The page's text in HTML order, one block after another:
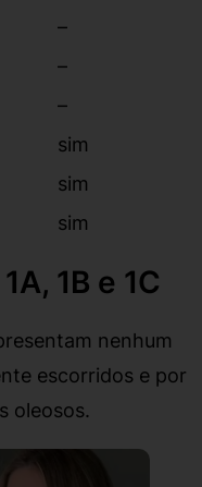
–
–
–
sim
sim
sim
1B e 1C
nenhum
escorridos e por
oleosos.